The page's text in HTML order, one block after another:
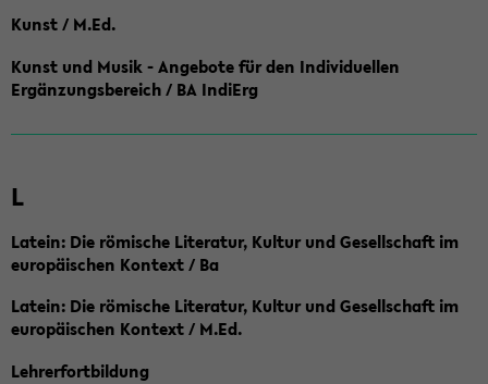
Kunst / M.Ed.
Kunst und Musik - Angebote für den Individuellen
Ergänzungsbereich / BA IndiErg
L
Latein: Die römische Literatur, Kultur und Gesellschaft im
europäischen Kontext / Ba
Latein: Die römische Literatur, Kultur und Gesellschaft im
europäischen Kontext / M.Ed.
Lehrerfortbildung